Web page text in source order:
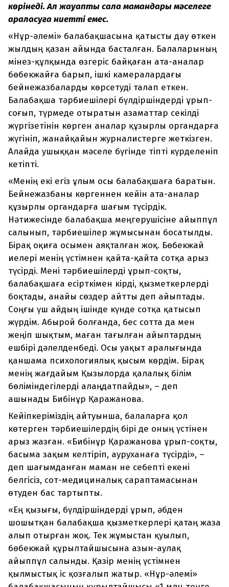
көрінеді. Ал жауапты сала мамандары мәселеге
араласуға ниетті емес.
«Нұр-әлемі» балабақшасына қатысты дау өткен
жылдың қазан айында басталған. Балаларының
мінез-құлқында өзгеріс байқаған ата-аналар
бөбекжайға барып, ішкі камералардағы
бейнежазбаларды көрсетуді талап еткен.
Балабақша тәрбиешілері бүлдіршіндерді ұрып-
соғып, түрмеде отыратын азаматтар секілді
жүргізетінін көрген аналар құзырлы органдарға
жүгініп, жанайқайын журналистерге жеткізген.
Алайда ушыққан мәселе бүгінде тіпті күрделеніп
кетіпті.
«Менің екі егіз ұлым осы балабақшаға баратын.
Бейнежазбаны көргеннен кейін ата-аналар
құзырлы органдарға шағым түсірдік.
Нәтижесінде балабақша меңгерушісіне айыппұл
салынып, тәрбиешілер жұмысынан босатылды.
Бірақ оқиға осымен аяқталған жоқ. Бөбекжай
иелері менің үстімнен қайта-қайта сотқа арыз
түсірді. Мені тәрбиешілерді ұрып-соқты,
балабақшаға есірткімен кірді, қызметкерлерді
боқтады, анайы сөздер айтты деп айыптады.
Соңғы үш айдың ішінде күнде сотқа қатысып
жүрдім. Абырой болғанда, бес сотта да мен
жеңіп шықтым, маған тағылған айыптардың
ешбірі дәлелденбеді. Осы уақыт аралығында
қаншама психологиялық қысым көрдім. Бірақ
менің жағдайым Қызылорда қалалық білім
бөліміндегілерді алаңдатпайды», – деп
ашынады Бибінұр Қаражанова.
Кейіпкеріміздің айтуынша, балаларға қол
көтерген тәрбиешілердің бірі де оның үстінен
арыз жазған. «Бибінұр Қаражанова ұрып-соқты,
басыма зақым келтіріп, ауруханаға түсірді», –
деп шағымданған маман не себепті екені
белгісіз, сот-медициналық сараптамасынан
өтуден бас тартыпты.
«Ең қызығы, бүлдіршіндерді ұрып, әбден
шошытқан балабақша қызметкерлері қатаң жаза
алып отырған жоқ. Тек жұмыстан қуылып,
бөбекжай құрылтайшысына азын-аулақ
айыппұл салынды. Қазір менің үстімнен
қылмыстық іс қозғалып жатыр. «Нұр-әлемі»